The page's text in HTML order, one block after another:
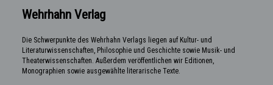
Wehrhahn Verlag
Die Schwerpunkte des Wehrhahn Verlags liegen auf Kultur- und
Literaturwissenschaften, Philosophie und Geschichte sowie Musik- und
Theaterwissenschaften. Außerdem veröffentlichen wir Editionen,
Monographien sowie ausgewählte literarische Texte.